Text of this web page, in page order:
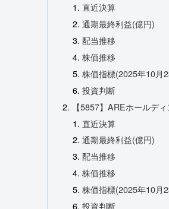
直近決算
通期最終利益(億円)
配当推移
株価推移
株価指標(2025年10月
投資判断
【5857】AREホールデ
直近決算
通期最終利益(億円)
配当推移
株価推移
株価指標(2025年10月
投資判断